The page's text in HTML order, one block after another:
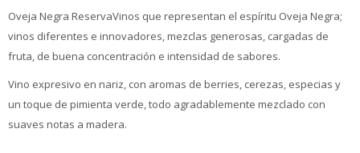
Oveja Negra ReservaVinos que representan el espíritu Oveja Negra;
vinos diferentes e innovadores, mezclas generosas, cargadas de
fruta, de buena concentración e intensidad de sabores.
Vino expresivo en nariz, con aromas de berries, cerezas, especias y
un toque de pimienta verde, todo agradablemente mezclado con
suaves notas a madera.